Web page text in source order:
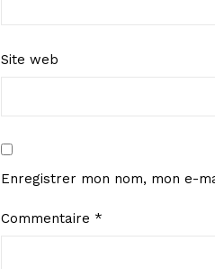
Site web
Enregistrer mon nom, mon e-
Commentaire *